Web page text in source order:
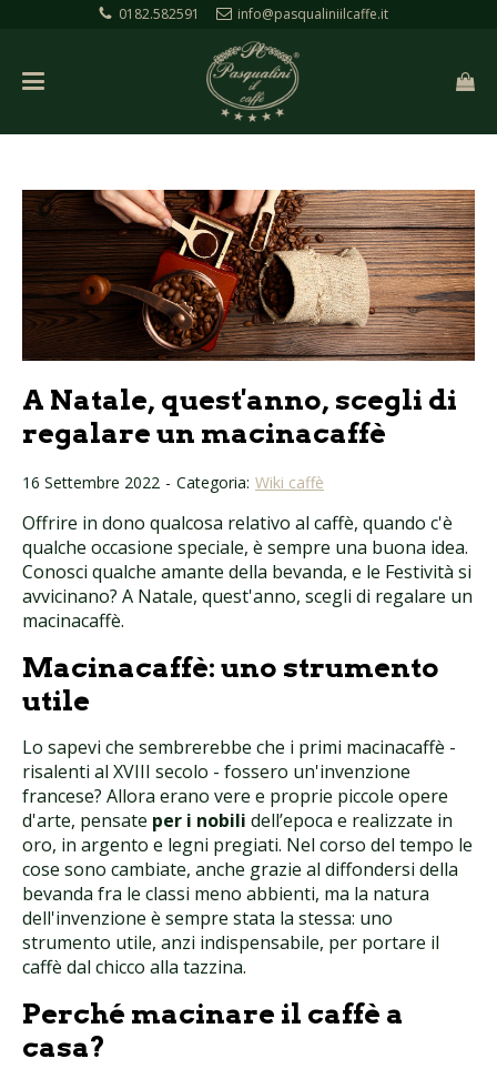
0182.582591 info@pasqualiniilcaffe.it
A Natale, quest'anno, scegli di
regalare un macinacaffè
16 Settembre 2022 - Categoria: Wiki caffè
Offrire in dono qualcosa relativo al caffè, quando c'è
qualche occasione speciale, è sempre una buona idea.
Conosci qualche amante della bevanda, e le Festività si
avvicinano? A Natale, quest'anno, scegli di regalare un
macinacaffè.
Macinacaffè: uno strumento
utile
Lo sapevi che sembrerebbe che i primi macinacaffè -
risalenti al XVIII secolo - fossero un'invenzione
francese? Allora erano vere e proprie piccole opere
d'arte, pensate per i nobili dell’epoca e realizzate in
oro, in argento e legni pregiati. Nel corso del tempo le
cose sono cambiate, anche grazie al diffondersi della
bevanda fra le classi meno abbienti, ma la natura
dell'invenzione è sempre stata la stessa: uno
strumento utile, anzi indispensabile, per portare il
caffè dal chicco alla tazzina.
Perché macinare il caffè a
casa?